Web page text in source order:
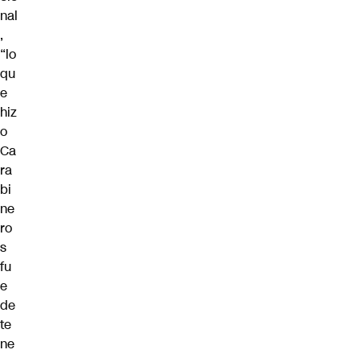
nal
,
“lo
qu
e
hiz
o
Ca
ra
bi
ne
ro
s
fu
e
de
te
ne